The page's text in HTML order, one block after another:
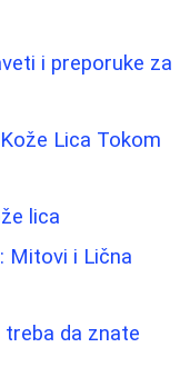
i preporuke za
Lica Tokom
lica
Mitovi i Lična
da znate